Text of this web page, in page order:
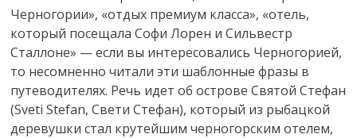
Черногории», «отдых премиум класса», «отель,
который посещала Софи Лорен и Сильвестр
Сталлоне» — если вы интересовались Черногорией,
то несомненно читали эти шаблонные фразы в
путеводителях. Речь идет об острове Святой Стефан
(Sveti Stefan, Свети Стефан), который из рыбацкой
деревушки стал крутейшим черногорским отелем,